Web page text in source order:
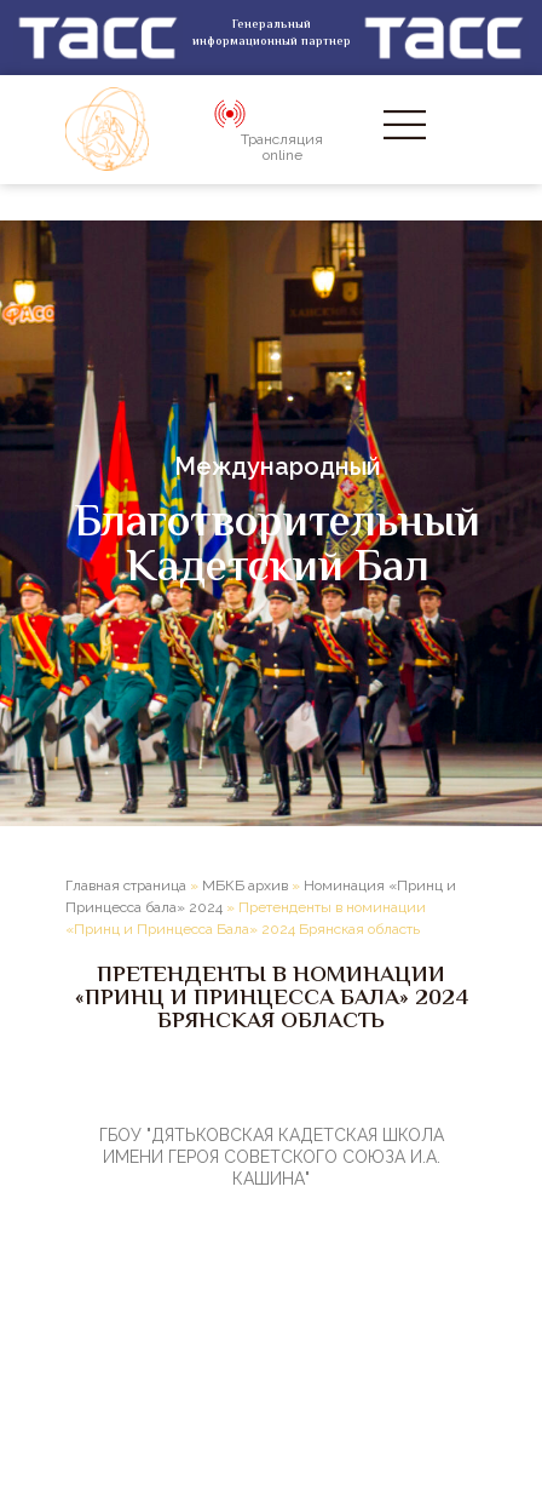
Генеральный
информационный партнер
Трансляция
online
Международный
Благотворительный
Кадетский Бал
Главная страница » МБКБ архив » Номинация «Принц и
Принцесса бала» 2024 » Претенденты в номинации
«Принц и Принцесса Бала» 2024 Брянская область
ПРЕТЕНДЕНТЫ В НОМИНАЦИИ
«ПРИНЦ И ПРИНЦЕССА БАЛА» 2024
БРЯНСКАЯ ОБЛАСТЬ
ГБОУ "ДЯТЬКОВСКАЯ КАДЕТСКАЯ ШКОЛА
ИМЕНИ ГЕРОЯ СОВЕТСКОГО СОЮЗА И.А.
КАШИНА"